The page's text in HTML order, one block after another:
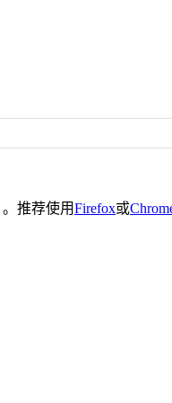
。推荐使用Firefox或